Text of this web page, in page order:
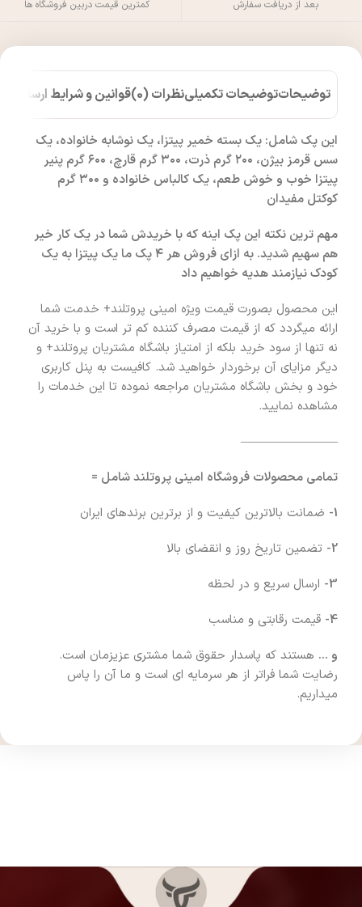
بعد از دریافت سفارش کمترین قیمت دربین فروشگاه ها
توضیحاتتوضیحات تکمیلینظرات (0) قوانین و شرایط ارسال
این پک شامل: یک بسته خمیر پیتزا، یک نوشابه خانواده، یک
سس قرمز بیژن، ۲۰۰ گرم ذرت، ۳۰۰ گرم قارچ، ۶۰۰ گرم پنیر
پیتزا خوب و خوش طعم، یک کالباس خانواده و ۳۰۰ گرم
کوکتل مفیدان
مهم ترین نکته این پک اینه که با خریدش شما در یک کار خیر
هم سهیم شدید. به ازای فروش هر ۴ پک ما یک پیتزا به یک
کودک نیازمند هدیه خواهیم داد
این محصول بصورت قیمت ویژه امینی پروتلند+ خدمت شما
ارائه میگردد که از قیمت مصرف کننده کم تر است و با خرید آن
نه تنها از سود خرید بلکه از امتیاز باشگاه مشتریان پروتلند+ و
دیگر مزایای آن برخوردار خواهید شد. کافیست به پنل کاربری
خود و بخش باشگاه مشتریان مراجعه نموده تا این خدمات را
مشاهده نمایید.
————————
تمامی محصولات فروشگاه امینی پروتلند شامل =
1- ضمانت بالاترین کیفیت و از برترین برندهای ایران
2- تضمین تاریخ روز و انقضای بالا
3- ارسال سریع و در لحظه
4- قیمت رقابتی و مناسب
و … هستند که پاسدار حقوق شما مشتری عزیزمان است.
رضایت شما فراتر از هر سرمایه ای است و ما آن را پاس
میداریم.